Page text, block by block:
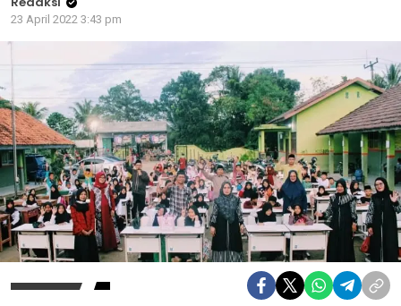
23 April 2022 3:43 pm